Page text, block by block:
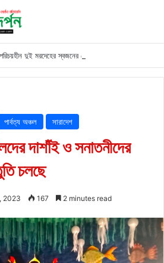
দুই মরদেহের স্বজনের খোঁজ পুলিশের
পার্বত্য অঞ্চল সারাদেশ
দাশাঁই ও সনাতনীদের
চলছে
2023 167 2 minutes read